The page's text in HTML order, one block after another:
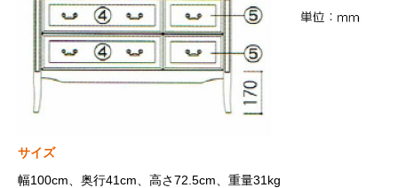
サイズ
幅100cm、奥行41cm、高さ72.5cm、重量31kg